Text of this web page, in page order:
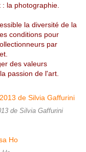
la photographie.
la diversité de la
conditions pour
par
des valeurs
passion de l'art.
de Silvia Gaffurini